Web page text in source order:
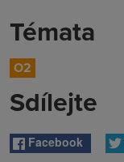
Témata
O2
Sdílejte
Facebook